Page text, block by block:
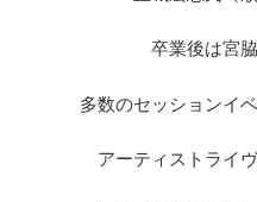
卒業後は宮
多数のセッションイ
アーティストライ